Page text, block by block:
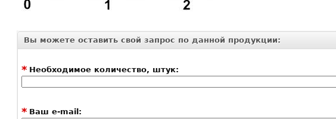
Вы можете оставить свой запрос по данной продукции:
Необходимое количество, штук:
*
Ваш e-mail:
*